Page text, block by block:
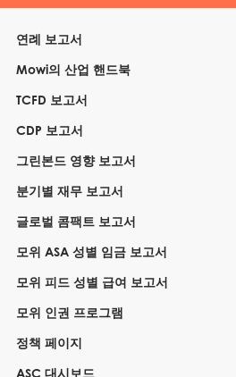
연례 보고서
Mowi의 산업 핸드북
TCFD 보고서
CDP 보고서
그린본드 영향 보고서
분기별 재무 보고서
글로벌 콤팩트 보고서
모위 ASA 성별 임금 보고서
모위 피드 성별 급여 보고서
모위 인권 프로그램
정책 페이지
ASC 대시보드